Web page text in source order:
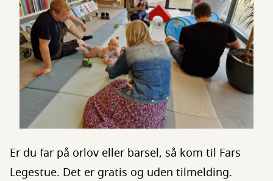
Er du far på orlov eller barsel, så kom til Fars
Legestue. Det er gratis og uden tilmelding.